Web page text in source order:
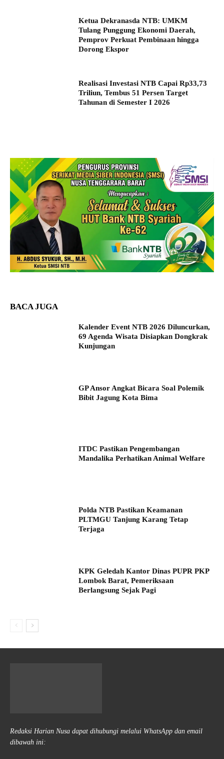
Ketua Dekranasda NTB: UMKM
Tulang Punggung Ekonomi Daerah,
Pemprov Perkuat Pembinaan hingga
Dorong Ekspor
Realisasi Investasi NTB Capai Rp33,73
Triliun, Tembus 51 Persen Target
Tahunan di Semester I 2026
BACA JUGA
Kalender Event NTB 2026 Diluncurkan,
69 Agenda Wisata Disiapkan Dongkrak
Kunjungan
GP Ansor Angkat Bicara Soal Polemik
Bibit Jagung Kota Bima
ITDC Pastikan Pengembangan
Mandalika Perhatikan Animal Welfare
Polda NTB Pastikan Keamanan
PLTMGU Tanjung Karang Tetap
Terjaga
KPK Geledah Kantor Dinas PUPR PKP
Lombok Barat, Pemeriksaan
Berlangsung Sejak Pagi
Redaksi Harian Nusa dapat dihubungi melalui WhatsApp dan email
dibawah ini: